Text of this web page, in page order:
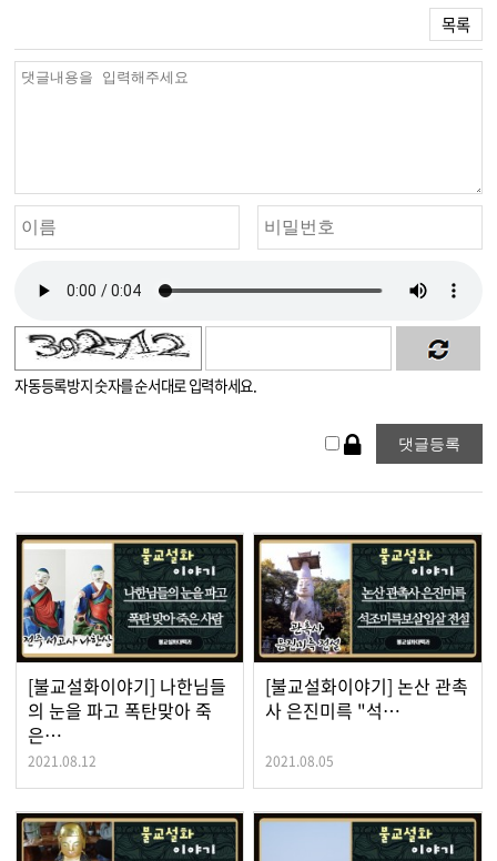
목록
자동등록방지 숫자를 순서대로 입력하세요.
[불교설화이야기] 나한님들
의 눈을 파고 폭탄맞아 죽
은…
2021.08.12
[불교설화이야기] 논산 관촉
사 은진미륵 "석…
2021.08.05